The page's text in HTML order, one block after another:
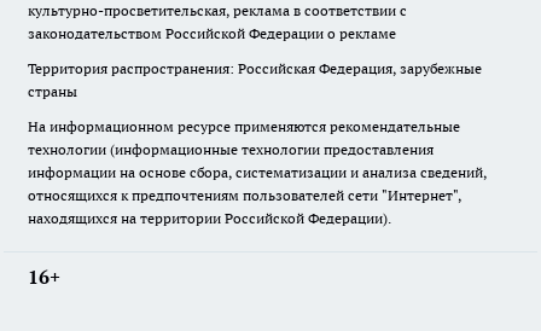
культурно-просветительская, реклама в соответствии с
законодательством Российской Федерации о рекламе
Территория распространения: Российская Федерация, зарубежные
страны
На информационном ресурсе применяются рекомендательные
технологии (информационные технологии предоставления
информации на основе сбора, систематизации и анализа сведений,
относящихся к предпочтениям пользователей сети "Интернет",
находящихся на территории Российской Федерации).
16+